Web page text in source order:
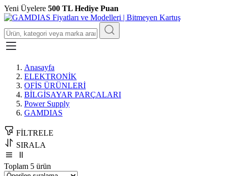
Yeni Üyelere 500 TL Hediye Puan
Anasayfa
ELEKTRONİK
OFİS ÜRÜNLERİ
BİLGİSAYAR PARÇALARI
Power Supply
GAMDIAS
FİLTRELE
SIRALA
Toplam 5 ürün